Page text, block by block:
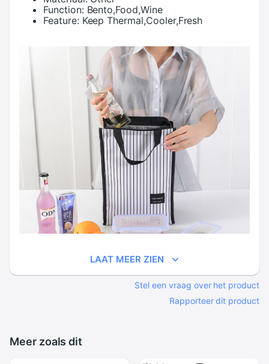
Function: Bento,Food,Wine
Feature: Keep Thermal,Cooler,Fresh
LAAT MEER ZIEN
Stel een vraag over het product
Rapporteer dit product
Meer zoals dit